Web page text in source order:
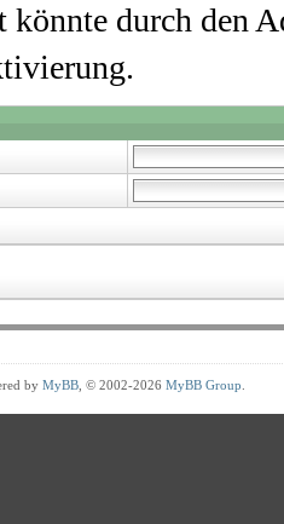
könnte durch den
by MyBB , © 2002-2026 MyBB Group